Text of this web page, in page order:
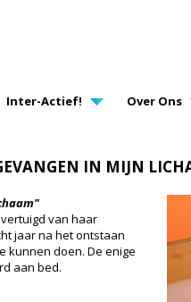
Inter-Actief! Over Ons
IN MIJN
van haar
jaar na het ontstaan
kunnen doen. De enige
aan bed.